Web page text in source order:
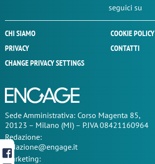
seguici su
CHI SIAMO
COOKIE POLICY
PRIVACY
CONTATTI
CHANGE PRIVACY SETTINGS
SedeAmministrativa: Corso Magenta 85,
20123 – Milano (MI) – P.IVA 08421160964
Redazione:
redazione@engage.it
Marketing: